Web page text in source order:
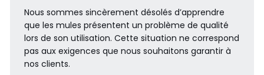
Nous sommes sincèrement désolés d’apprendre
que les mules présentent un problème de qualité
lors de son utilisation. Cette situation ne correspond
pas aux exigences que nous souhaitons garantir à
nos clients.